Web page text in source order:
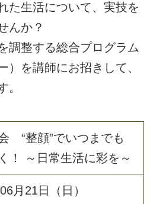
た生活について、実技を
んか？
調整する総合プログラム
）を講師にお招きして、
。
“整顔”でいつまでも
！ ～日常生活に彩を～
月21日（日）